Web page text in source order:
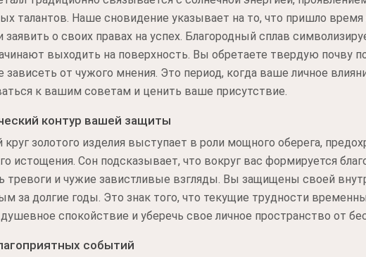
талантов. Наше сновидение указывает на то, что пришло
заявить о своих правах на успех. Благородный сплав
выходить на поверхность. Вы обретаете твердую почву
зависеть от чужого мнения. Это период, когда ваше личное
к вашим советам и ценить ваше присутствие.
контур вашей защиты
золотого изделия выступает в роли мощного оберега,
истощения. Сон подсказывает, что вокруг вас формируется
тревоги и чужие завистливые взгляды. Вы защищены своей
за долгие годы. Это знак того, что текущие трудности
спокойствие и уберечь свое личное пространство от
событий